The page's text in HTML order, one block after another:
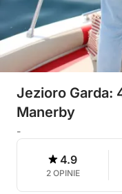
Jezioro Garda:
Manerby
-
4.9
2 OPINIE